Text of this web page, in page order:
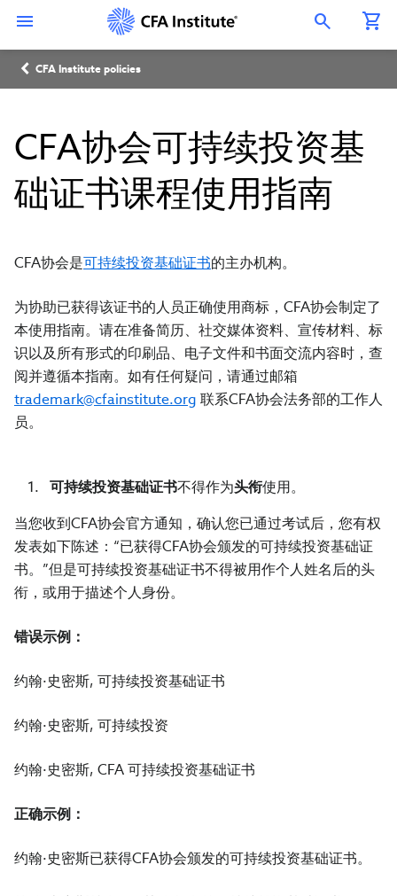
主
内
Open Search Overlay
面
屑
CFA Institute policies
CFA协会可持续投资基
础证书课程使用指南
CFA协会是可持续投资基础证书的主办机构。
为协助已获得该证书的人员正确使用商标，CFA协会制定了
本使用指南。请在准备简历、社交媒体资料、宣传材料、标
识以及所有形式的印刷品、电子文件和书面交流内容时，查
阅并遵循本指南。如有任何疑问，请通过邮箱
trademark@cfainstitute.org 联系CFA协会法务部的工作人
员。
可持续投资基础证书不得作为头衔使用。
当您收到CFA协会官方通知，确认您已通过考试后，您有权
发表如下陈述：“已获得CFA协会颁发的可持续投资基础证
书。”但是可持续投资基础证书不得被用作个人姓名后的头
衔，或用于描述个人身份。
错误示例：
约翰·史密斯, 可持续投资基础证书
约翰·史密斯, 可持续投资
约翰·史密斯, CFA 可持续投资基础证书
正确示例：
约翰·史密斯已获得CFA协会颁发的可持续投资基础证书。
Connect
with
CFA
Institute
on
LinkedIn
with
Institute
Instagram
with
Institute
YouTube
with
Institute
Facebook
Institute
WeChat